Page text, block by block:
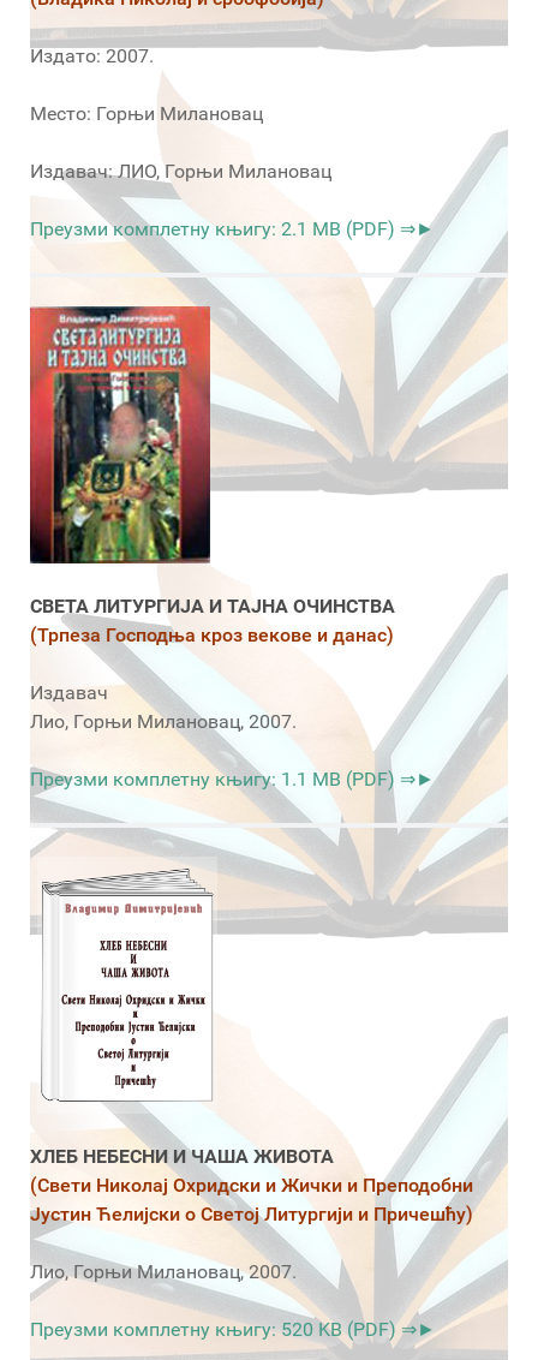
Издато: 2007.
Место: Горњи Милановац
Издавач: ЛИО, Горњи Милановац
Преузми комплетну књигу: 2.1 MB (PDF) ⇒►
СВЕТА ЛИТУРГИЈА И ТАЈНА ОЧИНСТВА
(Трпеза Господња кроз векове и данас)
Издавач
Лио, Горњи Милановац, 2007.
Преузми комплетну књигу: 1.1 MB (PDF) ⇒►
ХЛЕБ НЕБЕСНИ И ЧАША ЖИВОТА
(Свети Николај Охридски и Жички и Преподобни
Јустин Ћелијски о Светој Литургији и Причешћу)
Лио, Горњи Милановац, 2007.
Преузми комплетну књигу: 520 KB (PDF) ⇒►